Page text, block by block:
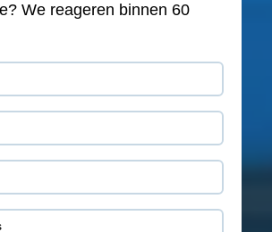
We reageren binnen 60